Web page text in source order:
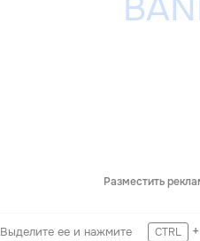
Разместить
Выделите ее и нажмите CTRL +